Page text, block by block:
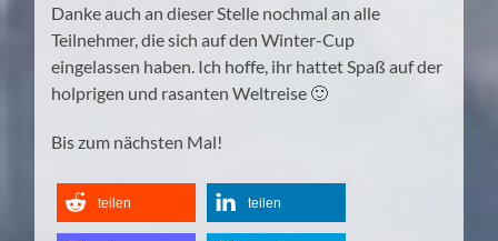
Danke auch an dieser Stelle nochmal an alle
Teilnehmer, die sich auf den Winter-Cup
eingelassen haben. Ich hoffe, ihr hattet Spaß auf der
holprigen und rasanten Weltreise 🙂
Bis zum nächsten Mal!
teilen teilen